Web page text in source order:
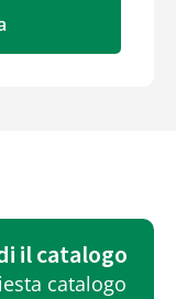
il catalogo
catalogo